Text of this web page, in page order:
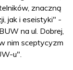
znaczną
jak i eseistyki" -
na ul. Dobrej,
nim sceptycyzm
u".